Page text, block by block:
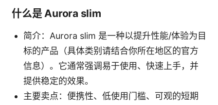
什么是 Aurora slim
简介：Aurora slim 是一种以提升性能/体验为目
标的产品（具体类别请结合你所在地区的官方
信息）。它通常强调易于使用、快速上手，并
提供稳定的效果。
主要卖点：便携性、低使用门槛、可观的短期